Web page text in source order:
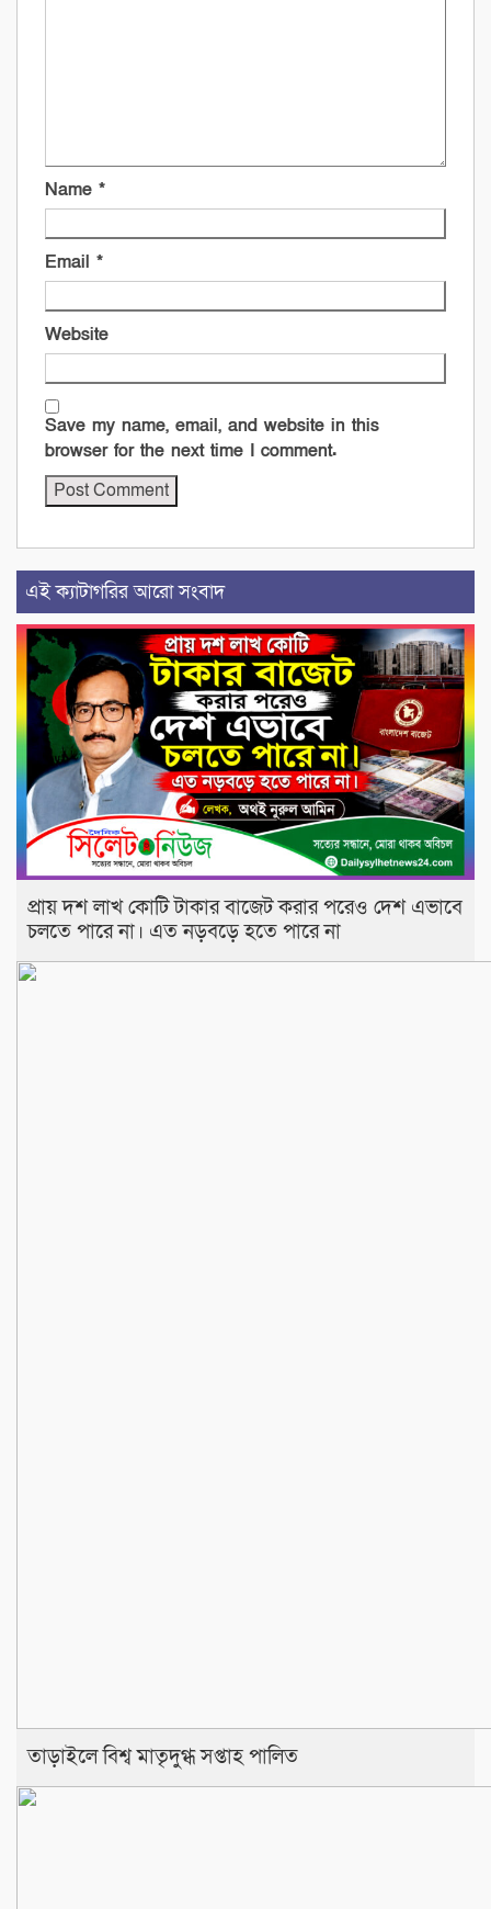
Name *
Email *
Website
Save my name, email, and website in this
browser for the next time I comment.
এই ক্যাটাগরির আরো সংবাদ
প্রায় দশ লাখ কোটি টাকার বাজেট করার পরেও দেশ এভাবে
চলতে পারে না। এত নড়বড়ে হতে পারে না
তাড়াইলে বিশ্ব মাতৃদুগ্ধ সপ্তাহ পালিত